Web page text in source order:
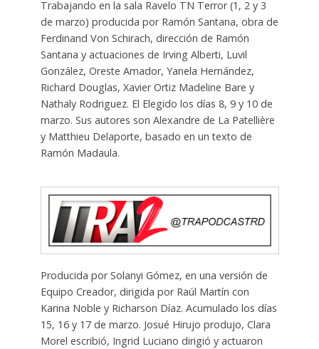
Trabajando en la sala Ravelo TN Terror (1, 2 y 3
de marzo) producida por Ramón Santana, obra de
Ferdinand Von Schirach, dirección de Ramón
Santana y actuaciones de Irving Alberti, Luvil
González, Oreste Amador, Yanela Hernández,
Richard Douglas, Xavier Ortiz Madeline Bare y
Nathaly Rodriguez. El Elegido los días 8, 9 y 10 de
marzo. Sus autores son Alexandre de La Patellière
y Matthieu Delaporte, basado en un texto de
Ramón Madaula.
Producida por Solanyi Gómez, en una versión de
Equipo Creador, dirigida por Raúl Martín con
Karina Noble y Richarson Díaz. Acumulado los días
15, 16 y 17 de marzo. Josué Hirujo produjo, Clara
Morel escribió, Ingrid Luciano dirigió y actuaron